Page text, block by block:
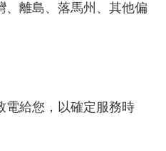
、離島、落馬州、其他偏
電給您，以確定服務時